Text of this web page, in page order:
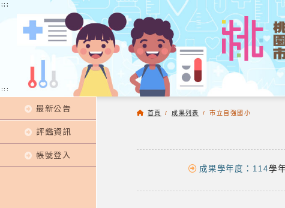
:::
:::
最新公告
評鑑資訊
帳號登入
首頁 /成果列表 / 市立自強國小
成果學年度：114學
:::